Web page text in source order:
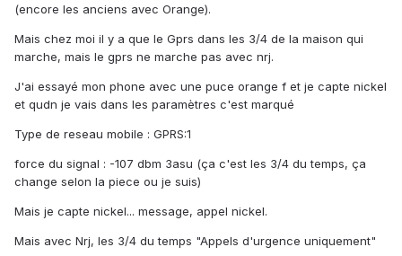
(encore les anciens avec Orange).
Mais chez moi il y a que le Gprs dans les 3/4 de la maison qui
marche, mais le gprs ne marche pas avec nrj.
J'ai essayé mon phone avec une puce orange f et je capte nickel
et qudn je vais dans les paramètres c'est marqué
Type de reseau mobile : GPRS:1
force du signal : -107 dbm 3asu (ça c'est les 3/4 du temps, ça
change selon la piece ou je suis)
Mais je capte nickel... message, appel nickel.
Mais avec Nrj, les 3/4 du temps "Appels d'urgence uniquement"